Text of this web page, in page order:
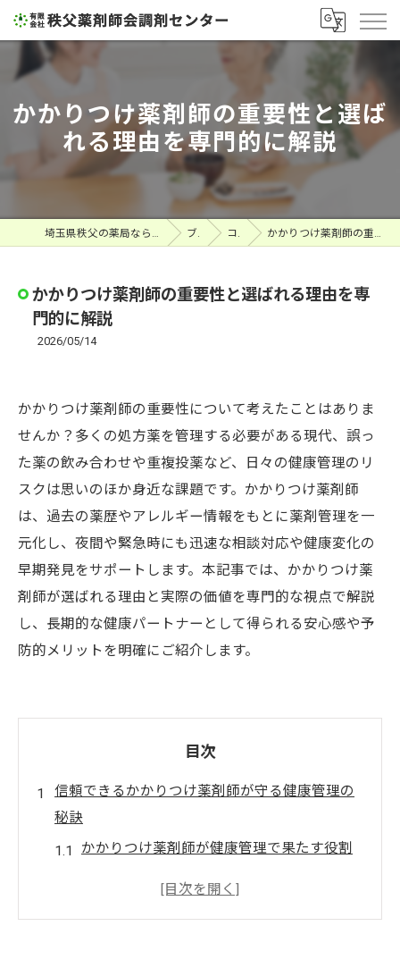
かかりつけ薬剤師の重要性と選ば
れる理由を専門的に解説
埼玉県秩父の薬局なら有限会社秩父薬剤師会調剤センター ブログ コラム かかりつけ薬剤師の重要性と選ばれる理由を専門的に解説
かかりつけ薬剤師の重要性と選ばれる理由を専
門的に解説
2026/05/14
かかりつけ薬剤師の重要性について考えたことはありま
せんか？多くの処方薬を管理する必要がある現代、誤っ
た薬の飲み合わせや重複投薬など、日々の健康管理のリ
スクは思いのほか身近な課題です。かかりつけ薬剤師
は、過去の薬歴やアレルギー情報をもとに薬剤管理を一
元化し、夜間や緊急時にも迅速な相談対応や健康変化の
早期発見をサポートします。本記事では、かかりつけ薬
剤師が選ばれる理由と実際の価値を専門的な視点で解説
し、長期的な健康パートナーとして得られる安心感や予
防的メリットを明確にご紹介します。
目次
信頼できるかかりつけ薬剤師が守る健康管理の
秘訣
かかりつけ薬剤師が健康管理で果たす役割